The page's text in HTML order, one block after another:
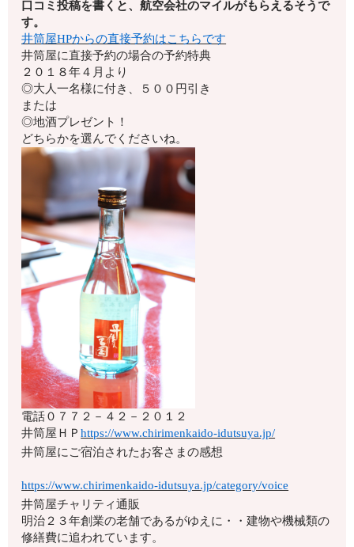
口コミ投稿を書くと、航空会社のマイルがもらえるそうで
す。
井筒屋HPからの直接予約はこちらです
井筒屋に直接予約の場合の予約特典
２０１８年４月より
◎大人一名様に付き、５００円引き
または
◎地酒プレゼント！
どちらかを選んでくださいね。
電話０７７２－４２－２０１２
井筒屋ＨＰhttps://www.chirimenkaido-idutsuya.jp/
井筒屋にご宿泊されたお客さまの感想
https://www.chirimenkaido-idutsuya.jp/category/voice
井筒屋チャリティ通販
明治２３年創業の老舗であるがゆえに・・建物や機械類の
修繕費に追われています。